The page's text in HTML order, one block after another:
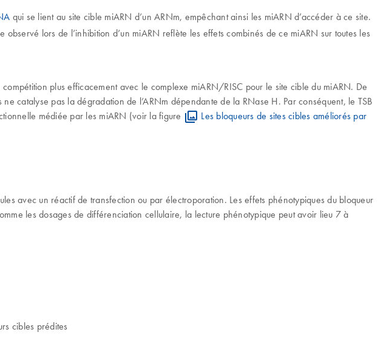
qui se lient au site cible miARN d’un ARNm, empêchant ainsi les miARN d’accéder à ce site.
lors de l’inhibition d’un miARN reflète les effets combinés de ce miARN sur toutes les
plus efficacement avec le complexe miARN/RISC pour le site cible du miARN. De
catalyse pas la dégradation de l’ARNm dépendante de la RNase H. Par conséquent, le TSB
médiée par les miARN (voir la figure
Les bloqueurs de sites cibles améliorés par
avec un réactif de transfection ou par électroporation. Les effets phénotypiques du bloqueur
les dosages de différenciation cellulaire, la lecture phénotypique peut avoir lieu 7 à
cibles prédites